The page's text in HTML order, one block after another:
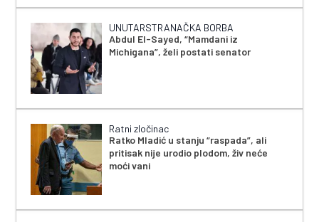
UNUTARSTRANAČKA BORBA
Abdul El-Sayed, “Mamdani iz
Michigana”, želi postati senator
Ratni zločinac
Ratko Mladić u stanju “raspada”, ali
pritisak nije urodio plodom, živ neće
moći vani